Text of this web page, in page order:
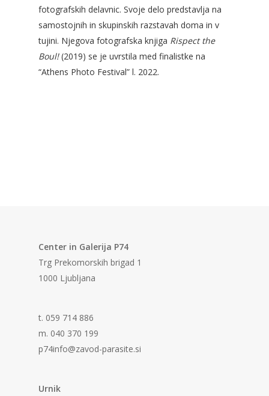
fotografskih delavnic. Svoje delo predstavlja na
samostojnih in skupinskih razstavah doma in v
tujini. Njegova fotografska knjiga Rispect the
Boul!(2019) se je uvrstila med finalistke na
“Athens Photo Festival” l. 2022.
Center in Galerija P74
Trg Prekomorskih brigad 1
1000 Ljubljana
t. 059 714 886
m. 040 370 199
p74info@zavod-parasite.si
Urnik